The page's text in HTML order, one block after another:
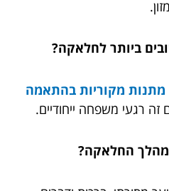
מתנות מקוריות בהתאמה
זה רגעי משפחה ייחודיים.